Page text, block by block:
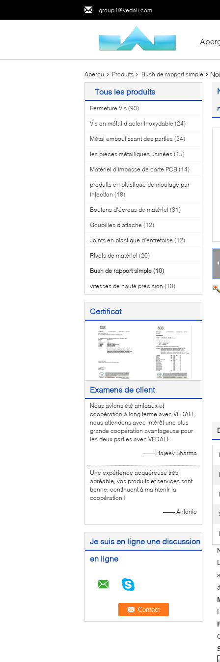
group1@vedali.com
Aperçu Produits Bush de rapport simple
Tous les produits
Fermeture Vis (90)
Vis en métal d'acier inoxydable (24)
Métal emboutissant des parties (24)
les pièces métalliques usinées (15)
Matériel d'impasse de carte PCB (14)
produits en plastique de moulage par
injection (18)
Boulons d'écrous de matériel (31)
Goupilles d'attache (12)
Joints en plastique d'entretoise (12)
Rivets de matériel (20)
Bush de rapport simple (10)
vitesses de haute précision (10)
Certificat
Examens de client
Nous avions été amicaux et
coopération à long terme avec VEDALI,
nous attendons avec intérêt une plus
grande coopération avantageuse pour
les deux parties avec VEDALI.
—— Rajeev Sharma
Une expérience acquéreuse très
agréable, vos produits et services sont
bonne, continuent à maintenir la
coopération !
—— Antonio
Je suis en ligne une discussion
en ligne